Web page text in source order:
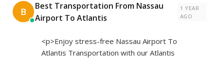
B
Best Transportation From Nassau
Airport To Atlantis
1 YEAR
AGO
<p>Enjoy stress-free Nassau Airport To
Atlantis Transportation with our Atlantis